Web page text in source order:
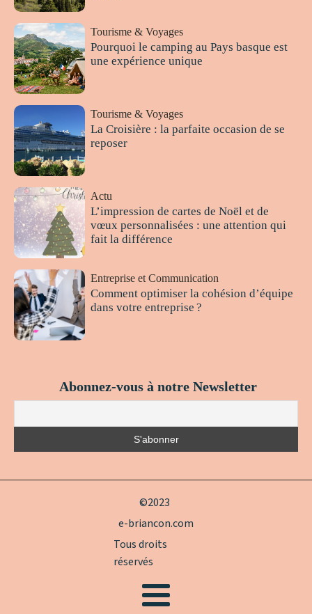
Tourisme & Voyages
Pourquoi le camping au Pays basque est
une expérience unique
Tourisme & Voyages
La Croisière : la parfaite occasion de se
reposer
Actu
L’impression de cartes de Noël et de
vœux personnalisées : une attention qui
fait la différence
Entreprise et Communication
Comment optimiser la cohésion d’équipe
dans votre entreprise ?
Abonnez-vous à notre Newsletter
©2023
e-briancon.com
Tous droits
réservés